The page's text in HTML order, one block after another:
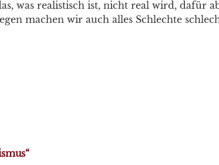
was realistisch ist, nicht real wird, dafür
machen wir auch alles Schlechte